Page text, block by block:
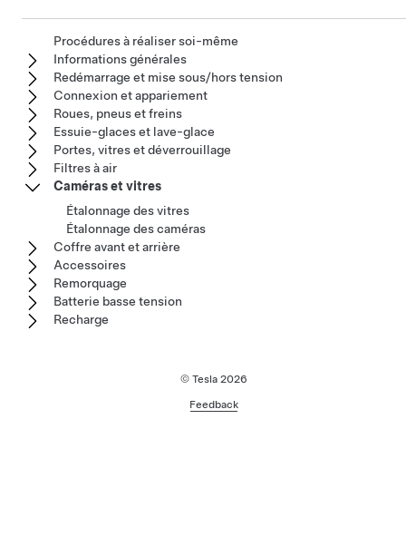
Procédures à réaliser soi-même
Informations générales
Redémarrage et mise sous/hors tension
Connexion et appariement
Roues, pneus et freins
Essuie-glaces et lave-glace
Portes, vitres et déverrouillage
Filtres à air
Caméras et vitres
Étalonnage des vitres
Étalonnage des caméras
Coffre avant et arrière
Accessoires
Remorquage
Batterie basse tension
Recharge
© Tesla 2026
Feedback